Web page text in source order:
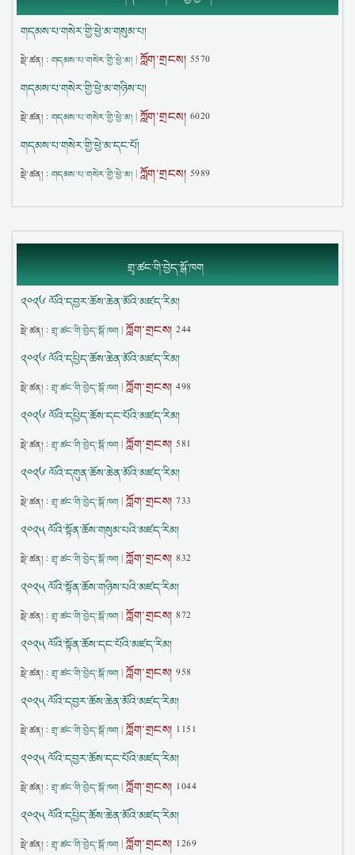
གདམས་པ་གསེར་གྱི་ཕྱེ་མ་གསུམ་པ།
སྡེ་ཚན། : གདམས་པ་གསེར་གྱི་ཕྱེ་མ། | ཀློག་གྲངས། 5570
གདམས་པ་གསེར་གྱི་ཕྱེ་མ་གཉིས་པ།
སྡེ་ཚན། : གདམས་པ་གསེར་གྱི་ཕྱེ་མ། | ཀློག་གྲངས། 6020
གདམས་པ་གསེར་གྱི་ཕྱེ་མ་དང་པོ།
སྡེ་ཚན། : གདམས་པ་གསེར་གྱི་ཕྱེ་མ། | ཀློག་གྲངས། 5989
གྲྭ་ཚང་གི་བྱེད་སྒོ་ཁག
༢༠༢༦ ལོའི་དབྱར་ཆོས་ཆེན་མོའི་མཛད་རིམ།
སྡེ་ཚན། : གྲྭ་ཚང་གི་བྱེད་སྒོ་ཁག |ཀློག་གྲངས།244
༢༠༢༦ ལོའི་དཔྱིད་ཆོས་ཆེན་མོའི་མཛད་རིམ།
སྡེ་ཚན། : གྲྭ་ཚང་གི་བྱེད་སྒོ་ཁག |ཀློག་གྲངས།498
༢༠༢༦ ལོའི་དཔྱིད་ཆོས་དང་པོའི་མཛད་རིམ།
སྡེ་ཚན། : གྲྭ་ཚང་གི་བྱེད་སྒོ་ཁག |ཀློག་གྲངས།581
༢༠༢༦ ལོའི་དགུན་ཆོས་ཆེན་མོའི་མཛད་རིམ།
སྡེ་ཚན། : གྲྭ་ཚང་གི་བྱེད་སྒོ་ཁག |ཀློག་གྲངས།733
༢༠༢༥ ལོའི་སྟོན་ཆོས་གསུམ་པའི་མཛད་རིམ།
སྡེ་ཚན། : གྲྭ་ཚང་གི་བྱེད་སྒོ་ཁག |ཀློག་གྲངས།832
༢༠༢༥ ལོའི་སྟོན་ཆོས་གཉིས་པའི་མཛད་རིམ།
སྡེ་ཚན། : གྲྭ་ཚང་གི་བྱེད་སྒོ་ཁག |ཀློག་གྲངས།872
༢༠༢༥ ལོའི་སྟོན་ཆོས་དང་པོའི་མཛད་རིམ།
སྡེ་ཚན། : གྲྭ་ཚང་གི་བྱེད་སྒོ་ཁག |ཀློག་གྲངས།958
༢༠༢༥ ལོའི་དབྱར་ཆོས་ཆེན་མོའི་མཛད་རིམ།
སྡེ་ཚན། : གྲྭ་ཚང་གི་བྱེད་སྒོ་ཁག |ཀློག་གྲངས། 1151
༢༠༢༥ ལོའི་དབྱར་ཆོས་དང་པོའི་མཛད་རིམ།
སྡེ་ཚན། : གྲྭ་ཚང་གི་བྱེད་སྒོ་ཁག |ཀློག་གྲངས། 1044
༢༠༢༥ ལོའི་དཔྱིད་ཆོས་ཆེན་མོའི་མཛད་རིམ།
སྡེ་ཚན། : གྲྭ་ཚང་གི་བྱེད་སྒོ་ཁག |ཀློག་གྲངས། 1269